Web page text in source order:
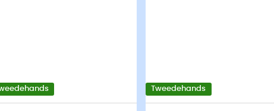
Tweedehands